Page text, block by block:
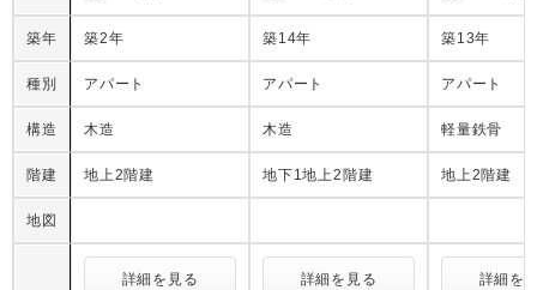
築年 築2年 築14年 築13年
種別 アパート アパート アパート
構造 木造 木造 軽量鉄骨
階建 地上2階建 地下1地上2階建 地上2階建
地図
詳細を見る 詳細を見る 詳細を